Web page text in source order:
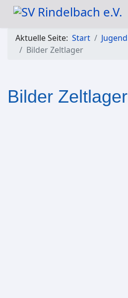
Aktuelle Seite: Start Jugend
Bilder Zeltlager
Bilder Zeltlager